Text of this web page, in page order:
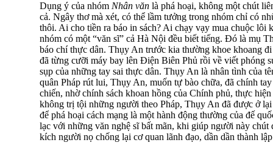
Dụng ý của nhóm Nhân văn là phá hoại, không một chút
cả. Ngây thơ mà xét, có thể lầm tưởng trong nhóm chỉ có
thôi. Ai cho tiền ra báo in sách? Ai chạy vạy mua chuộc lôi
nhóm có một “văn sĩ” cả Hà Nội đều biết tiếng. Đó là mụ
báo chí thực dân. Thụy An trước kia thường khoe khoang
đã từng cưỡi máy bay lên Điện Biên Phủ rồi về viết phóng
sụp của những tay sai thực dân. Thụy An là nhân tình của
quân Pháp rút lui, Thụy An, muốn tự bào chữa, đã chính
chiến, nhờ chính sách khoan hồng của Chính phủ, thực
không trị tội những người theo Pháp, Thụy An đã được ở
để phá hoại cách mạng là một hành động thường của đế
lạc với những văn nghệ sĩ bất mãn, khi giúp người này chút
kích người nọ chống lại cơ quan lãnh đạo, dần dần thành